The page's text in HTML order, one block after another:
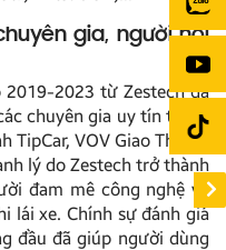
gia, người nổi
2023 từ Zestech đã
chuyên gia uy tín trong
VOV Giao Thông,
lý do Zestech trở thành
đam mê công nghệ và
lái xe. Chính sự đánh giá
đầu đã giúp người dùng